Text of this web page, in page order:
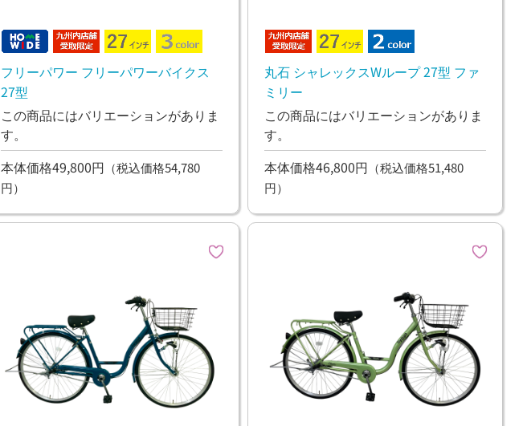
フリーパワー フリーパワーバイクス
27型
この商品にはバリエーションがありま
す。
本体価格49,800円 （税込価格54,780
円）
丸石 シャレックスWループ 27型 ファ
ミリー
この商品にはバリエーションがありま
す。
本体価格46,800円 （税込価格51,480
円）